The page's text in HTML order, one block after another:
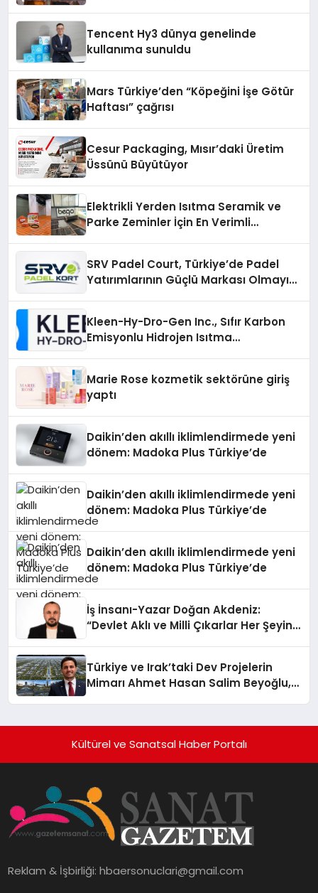
Tencent Hy3 dünya genelinde
kullanıma sunuldu
Mars Türkiye’den “Köpeğini İşe Götür
Haftası” çağrısı
Cesur Packaging, Mısır’daki Üretim
Üssünü Büyütüyor
Elektrikli Yerden Isıtma Seramik ve
Parke Zeminler İçin En Verimli
SRV Padel Court, Türkiye’de Padel
Yatırımlarının Güçlü Markası Olmayı
Kleen-Hy-Dro-Gen Inc., Sıfır Karbon
Emisyonlu Hidrojen Isıtma
Marie Rose kozmetik sektörüne giriş
yaptı
Daikin’den akıllı iklimlendirmede yeni
dönem: Madoka Plus Türkiye’de
Daikin’den akıllı iklimlendirmede yeni
dönem: Madoka Plus Türkiye’de
Daikin’den akıllı iklimlendirmede yeni
dönem: Madoka Plus Türkiye’de
İş İnsanı-Yazar Doğan Akdeniz:
“Devlet Aklı ve Milli Çıkarlar Her Şeyin
Türkiye ve Irak’taki Dev Projelerin
Mimarı Ahmet Hasan Salim Beyoğlu,
Hayata Geçirecek
Kültürel ve Sanatsal Haber Portalı
Reklam & İşbirliği:hbaersonuclari@gmail.com